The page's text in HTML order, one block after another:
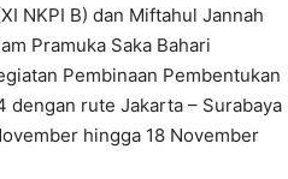
NKPI B) dan Miftahul Jannah
Pramuka Saka Bahari
Pembinaan Pembentukan
dengan rute Jakarta – Surabaya
hingga 18 November